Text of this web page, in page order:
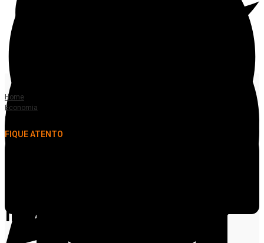
Home
Economia
Contribuintes com placas finais 1 a 4 devem pagar IPVA a partir de março
FIQUE ATENTO
IPVA a partir de março